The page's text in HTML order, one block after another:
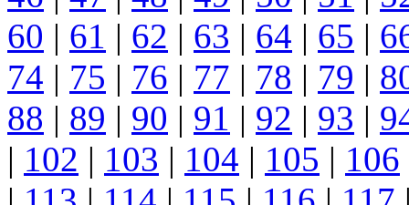
60 | 61 | 62 | 63 | 64 | 65 |
74 | 75 | 76 | 77 | 78 | 79 |
88 | 89 | 90 | 91 | 92 | 93 |
| 102 | 103 | 104 | 105 | 106